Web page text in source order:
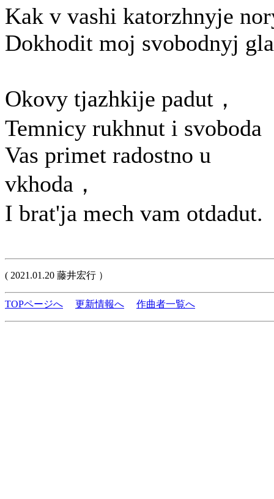
Kak v vashi katorzhnyje
Dokhodit moj svobodnyj
Okovy tjazhkije padut，
Temnicy rukhnut i svoboda
Vas primet radostno u
vkhoda，
I brat'ja mech vam otdadut.
( 2021.01.20 藤井宏行 ）
TOPページへ 更新情報へ 作曲者一覧へ